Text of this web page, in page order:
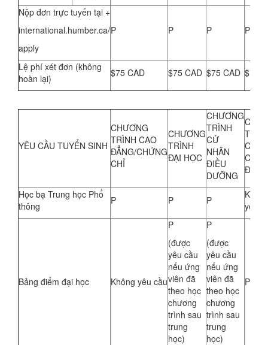
Nộp đơn trực tuyến tại +
international.humber.ca/
apply
P P P P
Lệ phí xét đơn (không
hoàn lại)
$75 CAD $75 CAD $75 CAD $75
YÊU CẦU TUYỂN SINH
CHƯƠNG
TRÌNH CAO
ĐẲNG/CHỨNG
CHỈ
CHƯƠNG
TRÌNH
ĐẠI HỌC
CHƯƠNG
TRÌNH
CỬ
NHÂN
ĐIỀU
DƯỠNG
CHỈ
ĐẠI
Học bạ Trung học Phổ
thông
P P P
yêu
Bảng điểm đại học Không yêu cầu
P
(được
yêu cầu
nếu ứng
viên đã
theo học
chương
trình sau
trung
học)
P
(được
yêu cầu
nếu ứng
viên đã
theo học
chương
trình sau
trung
học)
P